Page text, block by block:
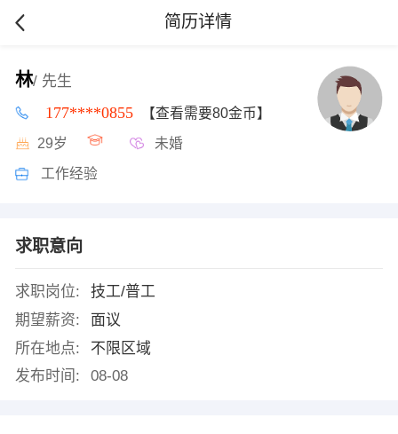
简历详情
林/ 先生
177****0855 【查看需要80金币】
29岁 未婚
工作经验
求职意向
求职岗位:
技工/普工
期望薪资:
面议
所在地点:
不限区域
发布时间:
08-08